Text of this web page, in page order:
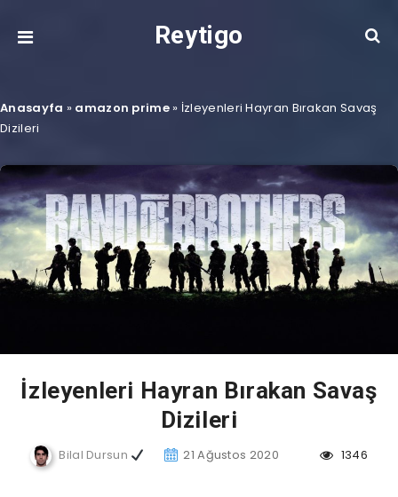
Reytigo
Anasayfa » amazon prime» İzleyenleri Hayran Bırakan Savaş
Dizileri
İzleyenleri Hayran Bırakan Savaş
Dizileri
Bilal Dursun 21 Ağustos 2020 1346